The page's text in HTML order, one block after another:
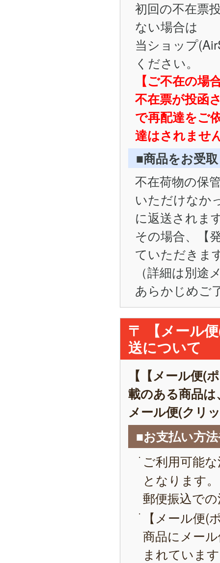
初回の不在票
ない場合は
当ショップ
ください。
【ご不在の場
不在票が投函
で再配達をご
達はされませ
■商品をお受
不在荷物の保
いただけなか
に返送されま
その場合、【
ていただきま
（詳細は別
あらかじめご
〒 【メール
送について
【【メール便(
載のある商品
メール便(クリ
■お支払い方
ご利用可能
となります。
郵便振込で
【メール便(
商品にメー
まれていま